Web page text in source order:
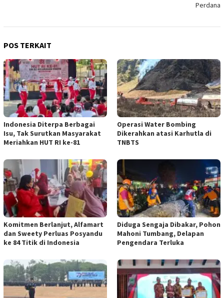
Perdana
POS TERKAIT
Indonesia Diterpa Berbagai
Isu, Tak Surutkan Masyarakat
Meriahkan HUT RI ke-81
Operasi Water Bombing
Dikerahkan atasi Karhutla di
TNBTS
Komitmen Berlanjut, Alfamart
dan Sweety Perluas Posyandu
ke 84 Titik di Indonesia
Diduga Sengaja Dibakar, Pohon
Mahoni Tumbang, Delapan
Pengendara Terluka